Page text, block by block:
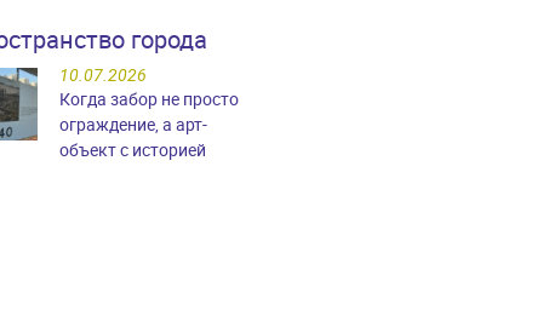
города
10.07.2026
Когда забор не просто
ограждение, а арт-
объект с историей